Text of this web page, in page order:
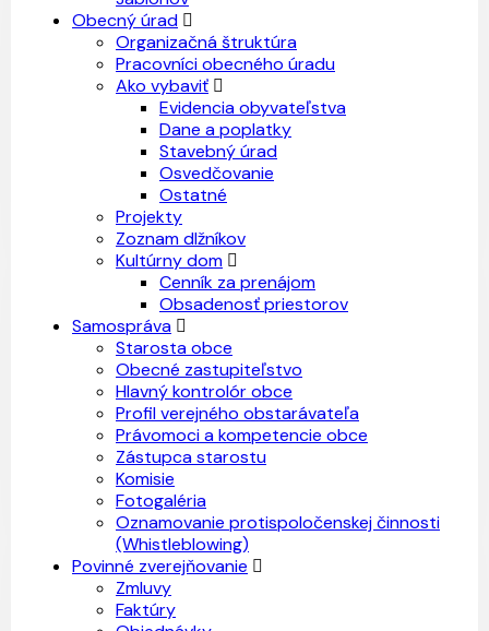
Obecný úrad
Organizačná štruktúra
Pracovníci obecného úradu
Ako vybaviť
Evidencia obyvateľstva
Dane a poplatky
Stavebný úrad
Osvedčovanie
Ostatné
Projekty
Zoznam dlžníkov
Kultúrny dom
Cenník za prenájom
Obsadenosť priestorov
Samospráva
Starosta obce
Obecné zastupiteľstvo
Hlavný kontrolór obce
Profil verejného obstarávateľa
Právomoci a kompetencie obce
Zástupca starostu
Komisie
Fotogaléria
Oznamovanie protispoločenskej činnosti
(Whistleblowing)
Povinné zverejňovanie
Zmluvy
Faktúry